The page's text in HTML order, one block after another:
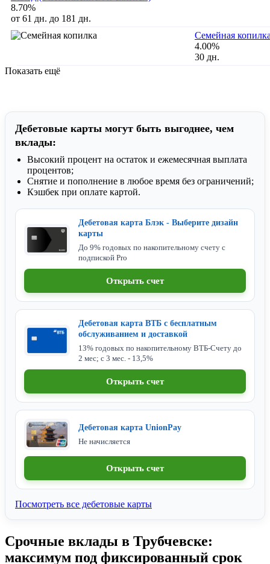
8.70%
от 61 дн. до 181 дн.
Семейная
4.00%
30 дн.
Показать ещё
Дебетовые карты могут быть выгоднее, чем
вклады:
Высокий процент на остаток и ежемесячная выплата
процентов;
Снятие и пополнение в любое время без ограничений;
Кэшбек при оплате картой.
Дебетовая карта Блэк - Выберите дизайн
карты
До 9% годовых по накопительному счету с
подпиской Pro
Открыть счет
Дебетовая карта ВТБ с бесплатным
обслуживанием и доставкой
13% годовых по накопительному ВТБ-Счету до
2 мес; с 3 мес. - 13,5%
Открыть счет
Дебетовая карта UnionPay
Не начисляется
Открыть счет
Посмотреть все дебетовые карты
Срочные вклады в Трубчевске:
максимум под фиксированный срок